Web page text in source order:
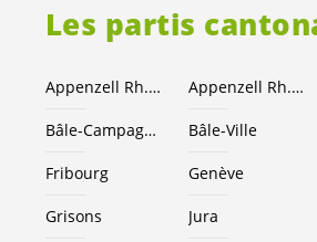
Les partis
Appenzell Rh.-Ext. Appenzell Rh.-I.
Bâle-Campagne Bâle-Ville
Fribourg Genève
Grisons Jura